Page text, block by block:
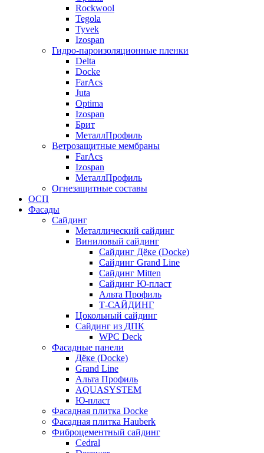
Rockwool
Tegola
Tyvek
Izospan
Гидро-пароизоляционные пленки
Delta
Docke
FarAcs
Juta
Optima
Izospan
Брит
МеталлПрофиль
Ветрозащитные мембраны
FarAcs
Izospan
МеталлПрофиль
Огнезащитные составы
ОСП
Фасады
Сайдинг
Металлический сайдинг
Виниловый сайдинг
Сайдинг Дёке (Docke)
Сайдинг Grand Line
Сайдинг Mitten
Сайдинг Ю-пласт
Альта Профиль
Т-САЙДИНГ
Цокольный сайдинг
Сайдинг из ДПК
WPC Deck
Фасадные панели
Дёке (Docke)
Grand Line
Альта Профиль
AQUASYSTEM
Ю-пласт
Фасадная плитка Docke
Фасадная плитка Hauberk
Фиброцементный сайдинг
Cedral